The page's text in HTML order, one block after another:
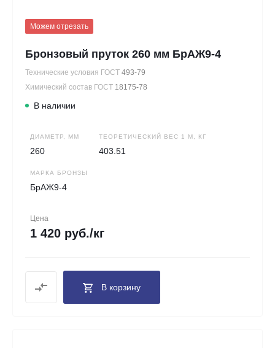
Можем отрезать
Бронзовый пруток 260 мм БрАЖ9-4
Технические условия ГОСТ 493-79
Химический состав ГОСТ 18175-78
В наличии
ДИАМЕТР, ММ
260
ТЕОРЕТИЧЕСКИЙ ВЕС 1 М, КГ
403.51
МАРКА БРОНЗЫ
БрАЖ9-4
Цена
1 420 руб./кг
В корзину